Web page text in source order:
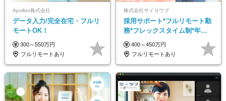
Apollon株式会社
データ入力/完全在宅・フルリ
モートOK！
300～550万円
フルリモートあり
株式会社サイヨウブ
採用サポート*フルリモート勤
務*フレックスタイム制*年休
120日*土日祝休み*残業ほぼな
し*育児中社員8割以上
400～450万円
フルリモートあり